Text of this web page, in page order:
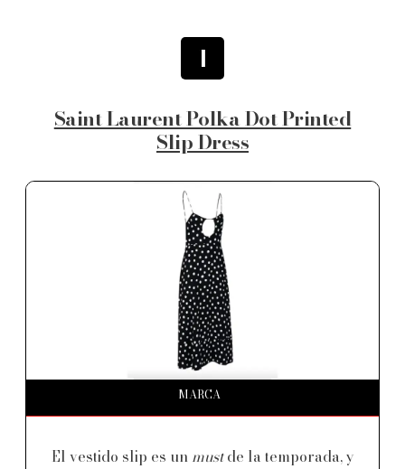
1
Saint Laurent Polka Dot Printed
Slip Dress
MARCA
El vestido slip es un mustde la temporada, y